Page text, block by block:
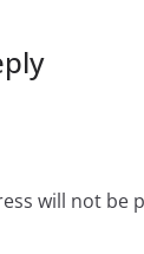
will not be